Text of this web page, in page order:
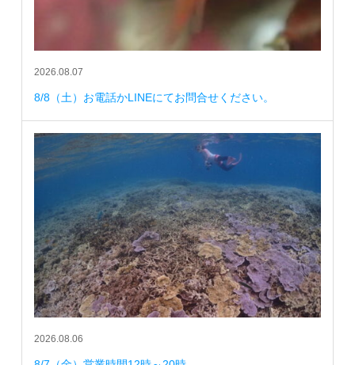
2026.08.07
8/8（土）お電話かLINEにてお問合せください。
2026.08.06